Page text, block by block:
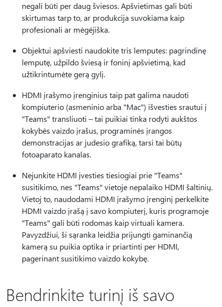
negali būti per daug šviesos. Apšvietimas gali būti
skirtumas tarp to, ar produkcija suvokiama kaip
profesionali ar mėgėjiška.
Objektui apšviesti naudokite tris lemputes: pagrindinę
lemputę, užpildo šviesą ir foninį apšvietimą, kad
užtikrintumėte gerą gylį.
HDMI įrašymo įrenginius taip pat galima naudoti
kompiuterio (asmeninio arba "Mac") išvesties srautui į
"Teams" transliuoti – tai puikiai tinka rodyti aukštos
kokybės vaizdo įrašus, programinės įrangos
demonstracijas ar judesio grafiką, tarsi tai būtų
fotoaparato kanalas.
Nejunkite HDMI įvesties tiesiogiai prie "Teams"
susitikimo, nes "Teams" vietoje nepalaiko HDMI šaltinių.
Vietoj to, naudodami HDMI įrašymo įrenginį perkelkite
HDMI vaizdo įrašą į savo kompiuterį, kuris programoje
"Teams" gali būti rodomas kaip virtuali kamera.
Pavyzdžiui, ši sąranka leidžia prijungti gaminančią
kamerą su puikia optika ir priartinti per HDMI,
pagerinant susitikimo vaizdo kokybę.
Bendrinkite turinį iš savo